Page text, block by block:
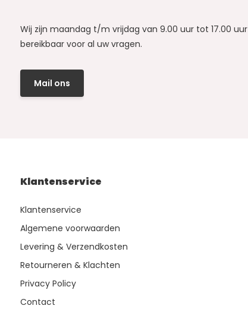
Wij zijn maandag t/m vrijdag van 9.00 uur tot 17.00 uur
bereikbaar voor al uw vragen.
Mail ons
Klantenservice
Klantenservice
Algemene voorwaarden
Levering & Verzendkosten
Retourneren & Klachten
Privacy Policy
Contact